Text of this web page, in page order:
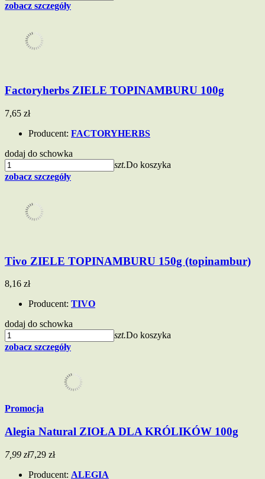
zobacz szczegóły
Factoryherbs ZIELE TOPINAMBURU 100g
7,65 zł
Producent: FACTORYHERBS
dodaj do schowka
szt.Do koszyka
zobacz szczegóły
Tivo ZIELE TOPINAMBURU 150g (topinambur)
8,16 zł
Producent: TIVO
dodaj do schowka
szt.Do koszyka
zobacz szczegóły
Promocja
Alegia Natural ZIOŁA DLA KRÓLIKÓW 100g
7,99 zł7,29 zł
Producent: ALEGIA